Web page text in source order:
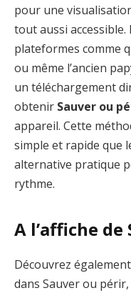
pour une
tout aussi accessible.
plateformes comme
ou même l’ancien
un téléchargement
obtenir Sauver ou
appareil. Cette
simple et rapide que
alternative pratique
rythme.
A l’affiche
Découvrez
dans Sauver ou